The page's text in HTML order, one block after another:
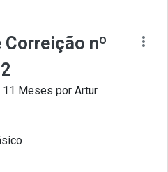
Correição nº
Meses por Artur